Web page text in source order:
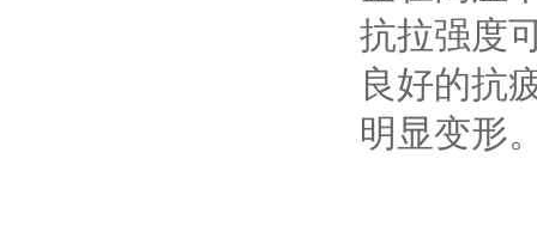
抗拉强度
良好的抗
明显变形